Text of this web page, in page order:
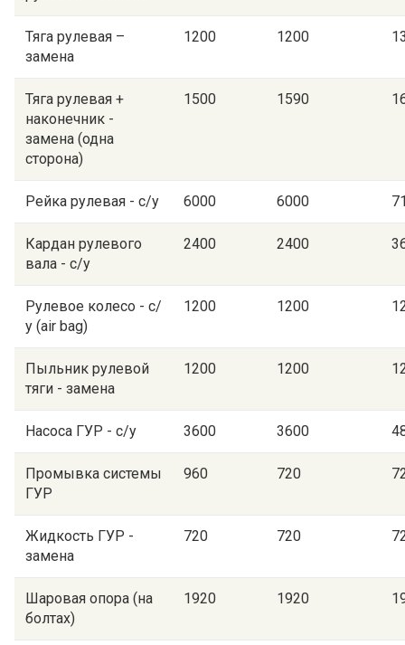
Тяга рулевая –
замена
1200 1200
Тяга рулевая +
наконечник -
замена (одна
сторона)
1500 1590
Рейка рулевая - с/у 6000 6000
Кардан рулевого
вала - с/у
2400 2400
Рулевое колесо - с/
у (air bag)
1200 1200
Пыльник рулевой
тяги - замена
1200 1200
Насоса ГУР - с/у 3600 3600
Промывка системы
ГУР
960 720
Жидкость ГУР -
замена
720 720
Шаровая опора (на
болтах)
1920 1920